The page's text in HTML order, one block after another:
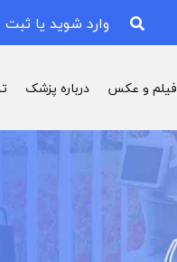
وارد شوید یا ثبت
فیلم و عکس درباره پزشک